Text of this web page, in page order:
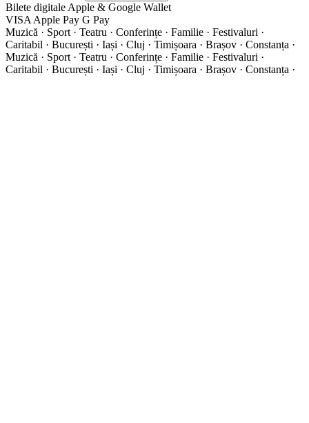
Bilete digitale Apple & Google Wallet
VISA Apple Pay G Pay
Muzică · Sport · Teatru · Conferințe · Familie · Festivaluri ·
Caritabil · București · Iași · Cluj · Timișoara · Brașov · Constanța ·
Muzică · Sport · Teatru · Conferințe · Familie · Festivaluri ·
Caritabil · București · Iași · Cluj · Timișoara · Brașov · Constanța ·